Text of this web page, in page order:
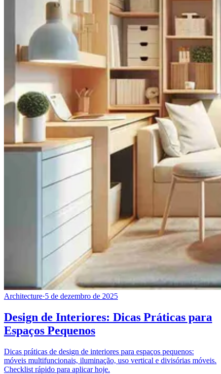
Architecture·5 de dezembro de 2025
Design de Interiores: Dicas Práticas para
Espaços Pequenos
Dicas práticas de design de interiores para espaços pequenos:
móveis multifuncionais, iluminação, uso vertical e divisórias móveis.
Checklist rápido para aplicar hoje.